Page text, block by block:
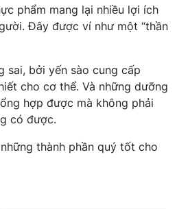
phẩm mang lại nhiều lợi ích
Đây được ví như một “thần
sai, bởi yến sào cung cấp
cho cơ thể. Và những dưỡng
hợp được mà không phải
có được.
thành phần quý tốt cho